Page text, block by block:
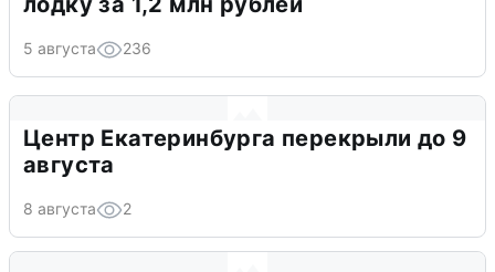
5 августа 236
Центр Екатеринбурга перекрыли до 9
августа
8 августа 2